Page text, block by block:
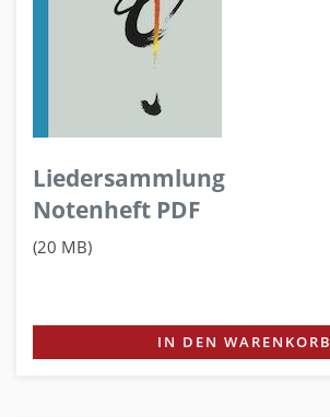
Liedersammlung
Notenheft PDF
(20 MB)
IN DEN WARENKORB